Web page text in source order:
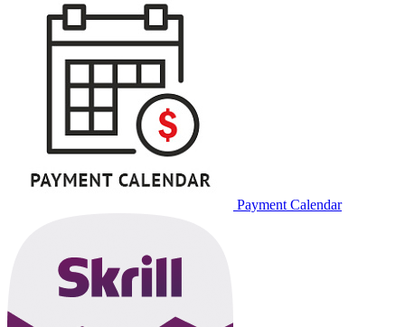
Payment Calendar